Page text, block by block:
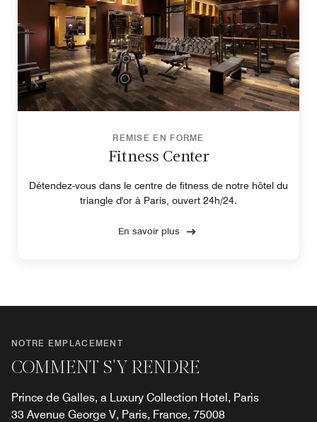
REMISE EN FORME
Fitness Center
Détendez-vous dans le centre de fitness de notre hôtel du
triangle d'or à Paris, ouvert 24h/24.
En savoir plus
NOTRE EMPLACEMENT
COMMENT S'Y RENDRE
Prince de Galles, a Luxury Collection Hotel, Paris
33 Avenue George V, Paris, France, 75008